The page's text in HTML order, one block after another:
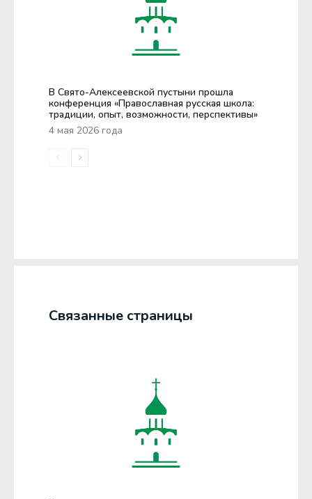
В Свято-Алексеевской пустыни прошла
конференция «Православная русская школа:
традиции, опыт, возможности, перспективы»
4 мая 2026 года
Связанные страницы